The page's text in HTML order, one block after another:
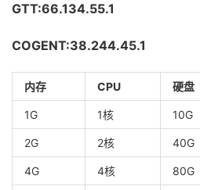
GTT:66.134.55.1
COGENT:38.244.45.1
内存 CPU 硬盘
1G 1核 10G
2G 2核 40G
4G 4核 80G